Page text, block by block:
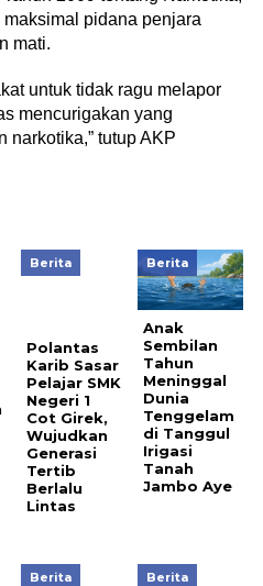
pidana penjara
mati.
untuk tidak ragu melapor
mencurigakan yang
narkotika,” tutup AKP
Berita
Polantas
Karib Sasar
Pelajar SMK
Negeri 1
Cot Girek,
Wujudkan
Generasi
Tertib
Berlalu
Lintas
Berita
Anak
Sembilan
Tahun
Meninggal
Dunia
Tenggelam
di Tanggul
Irigasi
Tanah
Jambo Aye
Berita Berita